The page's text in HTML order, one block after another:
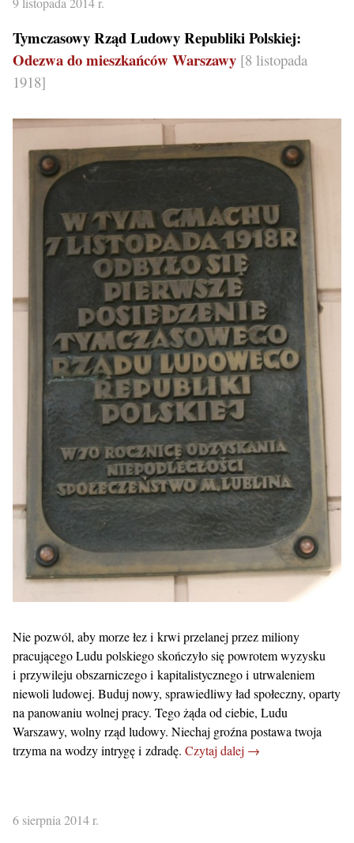
Tymczasowy Rząd Ludowy Republiki Polskiej:
Odezwa do mieszkańców Warszawy [8 listopada
1918]
Nie pozwól, aby morze łez i krwi przelanej przez miliony
pracującego Ludu polskiego skończyło się powrotem wyzysku
i przywileju obszarniczego i kapitalistycznego i utrwaleniem
niewoli ludowej. Buduj nowy, sprawiedliwy ład społeczny, oparty
na panowaniu wolnej pracy. Tego żąda od ciebie, Ludu
Warszawy, wolny rząd ludowy. Niechaj groźna postawa twoja
trzyma na wodzy intrygę i zdradę. Czytaj dalej →
6 sierpnia 2014 r.